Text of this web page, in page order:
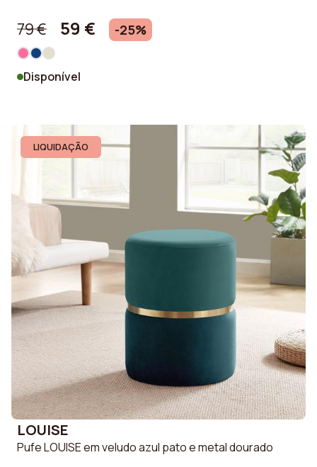
79 € 59 € -25%
Disponível
LIQUIDAÇÃO
LOUISE
Pufe LOUISE em veludo azul pato e metal dourado